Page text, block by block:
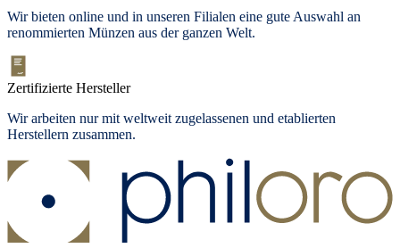
Wir bieten online und in unseren Filialen eine gute Auswahl an
renommierten Münzen aus der ganzen Welt.
Zertifizierte Hersteller
Wir arbeiten nur mit weltweit zugelassenen und etablierten
Herstellern zusammen.